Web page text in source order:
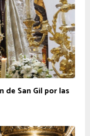
de San Gil por las